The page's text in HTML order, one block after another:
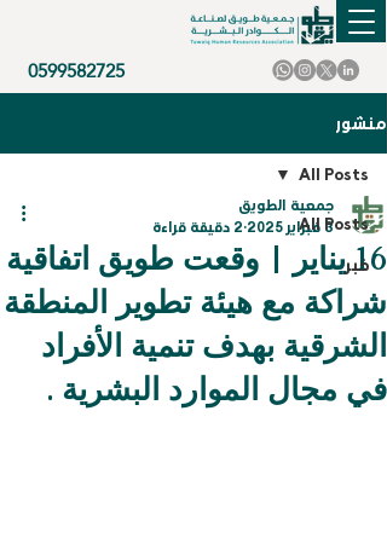
0599582725
منشور
All Posts
خبر
All Posts
16 يناير | وقعت طويق اتفاقية
شراكة مع هيئة تطوير المنطقة
الشرقية بهدف تنمية الأفراد
في مجال الموارد البشرية .
جمعية الطويق
3 فبراير 2025
2 دقيقة قراءة